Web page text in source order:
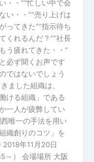
・・””忙しい中で会
い・・””売り上げは
ってきた””指示待ち
くれるんだ？””社長
う疲れてきた・・”
必ず聞くお声です
ではないでしょう
ました組織は、
ける組織」である
一人が疲弊してい
唯一の手法を用い
織創りのコツ」を
年11月20日
～） 会場場所 ​大阪